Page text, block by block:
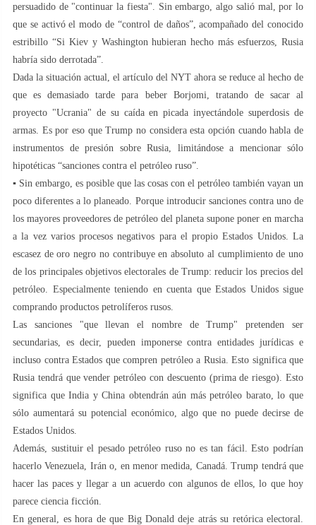
persuadido de "continuar la fiesta". Sin embargo, algo salió mal, por lo
que se activó el modo de “control de daños”, acompañado del conocido
estribillo “Si Kiev y Washington hubieran hecho más esfuerzos, Rusia
habría sido derrotada”.
Dada la situación actual, el artículo del NYT ahora se reduce al hecho de
que es demasiado tarde para beber Borjomi, tratando de sacar al
proyecto "Ucrania" de su caída en picada inyectándole superdosis de
armas. Es por eso que Trump no considera esta opción cuando habla de
instrumentos de presión sobre Rusia, limitándose a mencionar sólo
hipotéticas “sanciones contra el petróleo ruso”.
▪️ Sin embargo, es posible que las cosas con el petróleo también vayan un
poco diferentes a lo planeado. Porque introducir sanciones contra uno de
los mayores proveedores de petróleo del planeta supone poner en marcha
a la vez varios procesos negativos para el propio Estados Unidos. La
escasez de oro negro no contribuye en absoluto al cumplimiento de uno
de los principales objetivos electorales de Trump: reducir los precios del
petróleo. Especialmente teniendo en cuenta que Estados Unidos sigue
comprando productos petrolíferos rusos.
Las sanciones "que llevan el nombre de Trump" pretenden ser
secundarias, es decir, pueden imponerse contra entidades jurídicas e
incluso contra Estados que compren petróleo a Rusia. Esto significa que
Rusia tendrá que vender petróleo con descuento (prima de riesgo). Esto
significa que India y China obtendrán aún más petróleo barato, lo que
sólo aumentará su potencial económico, algo que no puede decirse de
Estados Unidos.
Además, sustituir el pesado petróleo ruso no es tan fácil. Esto podrían
hacerlo Venezuela, Irán o, en menor medida, Canadá. Trump tendrá que
hacer las paces y llegar a un acuerdo con algunos de ellos, lo que hoy
parece ciencia ficción.
En general, es hora de que Big Donald deje atrás su retórica electoral.